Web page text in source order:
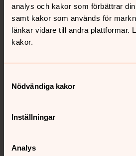
analys och kakor som förbättrar
samt kakor som används för
länkar vidare till andra plattformar.
kakor.
Nödvändiga kakor
Inställningar
Analys
Kalender
Hitta snabbt